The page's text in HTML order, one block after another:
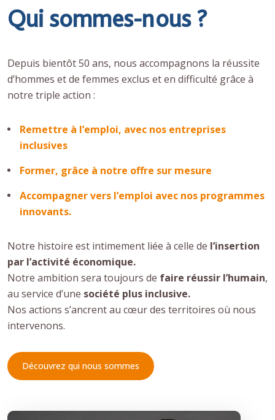
Qui sommes-nous ?
Depuis bientôt 50 ans, nous accompagnons la réussite
d’hommes et de femmes exclus et en difficulté grâce à
notre triple action :
Remettre à l’emploi, avec nos entreprises
inclusives
Former, grâce à notre offre sur mesure
Accompagner vers l’emploi avec nos programmes
innovants.
Notre histoire est intimement liée à celle de l’insertion
par l’activité économique.
Notre ambition sera toujours de faire réussir l’humain,
au service d’une société plus inclusive.
Nos actions s’ancrent au cœur des territoires où nous
intervenons.
Découvrez qui nous sommes